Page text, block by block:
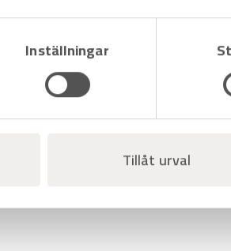
Inställningar
Tillåt urval
komplett
Varukorg